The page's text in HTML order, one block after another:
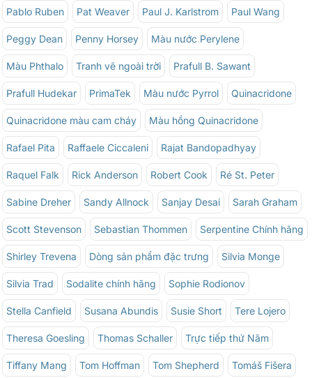
Pablo Ruben Pat Weaver Paul J. Karlstrom Paul Wang
Peggy Dean Penny Horsey Màu nước Perylene
Màu Phthalo Tranh vẽ ngoài trời Prafull B. Sawant
Prafull Hudekar PrimaTek Màu nước Pyrrol Quinacridone
Quinacridone màu cam cháy Màu hồng Quinacridone
Rafael Pita Raffaele Ciccaleni Rajat Bandopadhyay
Raquel Falk Rick Anderson Robert Cook Ré St. Peter
Sabine Dreher Sandy Allnock Sanjay Desai Sarah Graham
Scott Stevenson Sebastian Thommen Serpentine Chính hãng
Shirley Trevena Dòng sản phẩm đặc trưng Silvia Monge
Silvia Trad Sodalite chính hãng Sophie Rodionov
Stella Canfield Susana Abundis Susie Short Tere Lojero
Theresa Goesling Thomas Schaller Trực tiếp thứ Năm
Tiffany Mang Tom Hoffman Tom Shepherd Tomáš Fišera